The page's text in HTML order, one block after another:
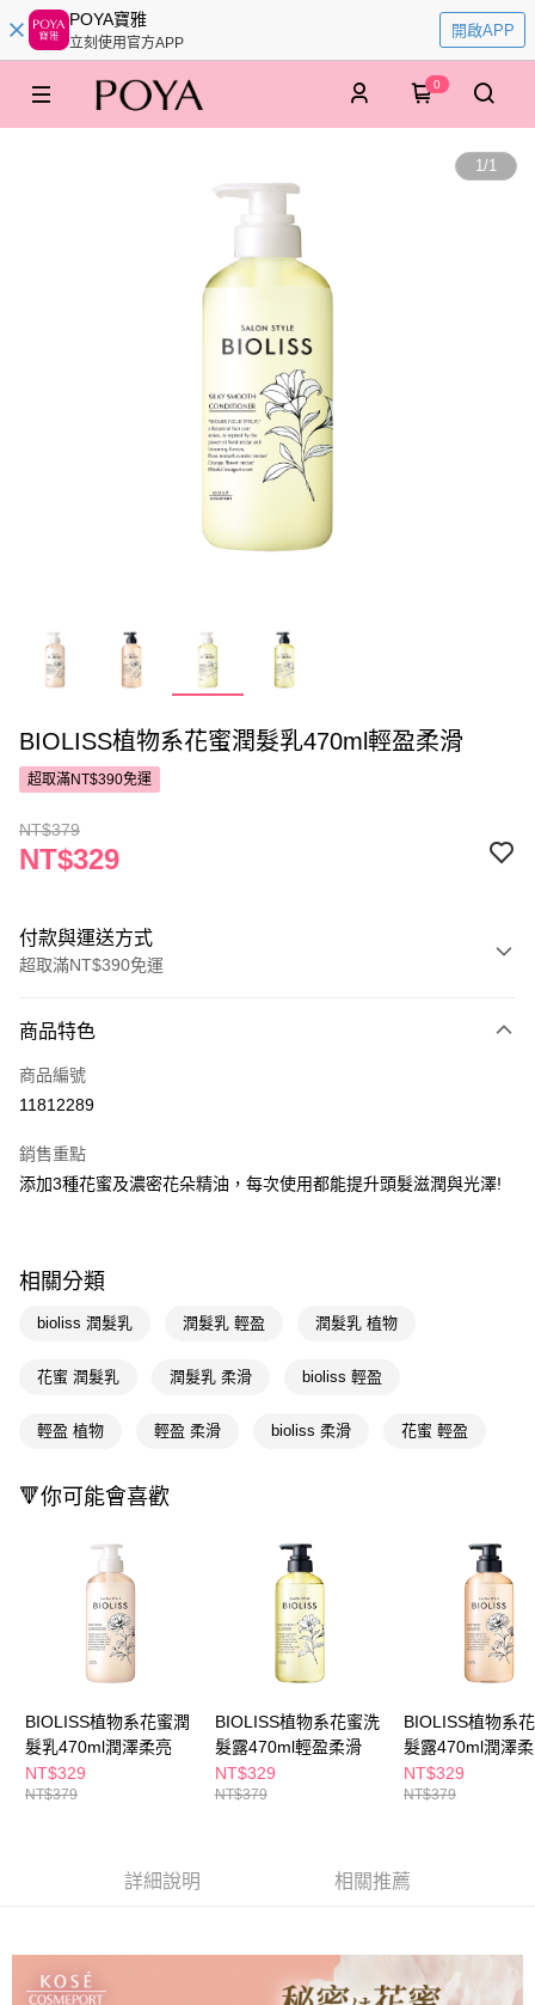
POYA寶雅
立刻使用官方APP
開啟APP
0
1/1
BIOLISS植物系花蜜潤髮乳470ml輕盈柔滑
超取滿NT$390免運
NT$379
NT$329
付款與運送方式
超取滿NT$390免運
POYA支付
信用卡一次付款
LINE Pay
街口支付
相關說明
便利好安心！
２．便利：只要手機號碼，簡訊認證，即可結帳。
３．安心：先確認商品／服務後，再付款。
【「AFTEE先享後付」結帳流程】
１．於結帳方式選擇「AFTEE先享後付」後，將跳轉至「AFTEE先享後付」
結帳頁面，進行簡訊認證並確認金額後，即可完成結帳。
ATM／網路銀行／等多元方式進行付款，方視為交易完成。
※ 請注意：結帳手續完成當下不需立刻繳費，但若您需要取消訂單，請聯絡
購買商品的店家。未經商家同意取消之訂單仍視為有效，需透過AFTEE先享
後付繳納相關費用。
※ 交易是否成功請以「AFTEE先享後付 」之結帳頁面顯示為準，若有關於
２．關於個人資料處理事宜，請瀏覽以下網址：
https://aftee.tw/terms/#terms3
全家取貨付款
每筆NT$65，滿NT$390(含以上)免運費
付款後全家取貨
每筆NT$65，滿NT$390(含以上)免運費
萊爾富取貨付款
每筆NT$65，滿NT$490(含以上)免運費
付款後萊爾富取貨
付款後7-11取貨
每筆NT$65，滿NT$490(含以上)免運費
商品特色
商品編號
11812289
銷售重點
添加3種花蜜及濃密花朵精油，每次使用都能提升頭髮滋潤與光澤!
相關分類
bioliss 潤髮乳 潤髮乳 輕盈 潤髮乳 植物
花蜜 潤髮乳 潤髮乳 柔滑 bioliss 輕盈
輕盈 植物 輕盈 柔滑 bioliss 柔滑 花蜜 輕盈
🔻你可能會喜歡
BIOLISS植物系花蜜潤
髮乳470ml潤澤柔亮
NT$329
NT$379
BIOLISS植物系花蜜洗
髮露470ml輕盈柔滑
NT$329
NT$379
BIOLISS植物系
髮露470ml潤澤
NT$329
NT$379
詳細說明 相關推薦